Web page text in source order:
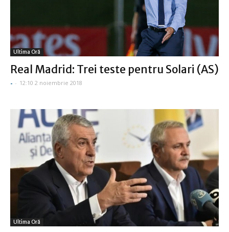
Ultima Oră
Real Madrid: Trei teste pentru Solari (AS)
- - 12:10 2 noiembrie 2018
Ultima Oră